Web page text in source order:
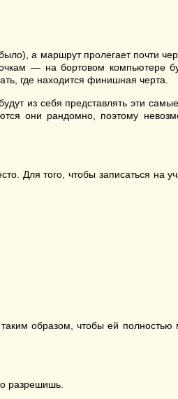
а маршрут пролегает почти
— на бортовом компьютере
где находится финишная черта.
из себя представлять эти самые
они рандомно, поэтому
Для того, чтобы записаться на
образом, чтобы ей полностью
разрешишь.